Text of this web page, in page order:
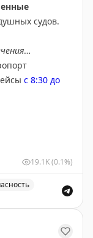
судов.
с 8:30 до
19.1K(0.1%)